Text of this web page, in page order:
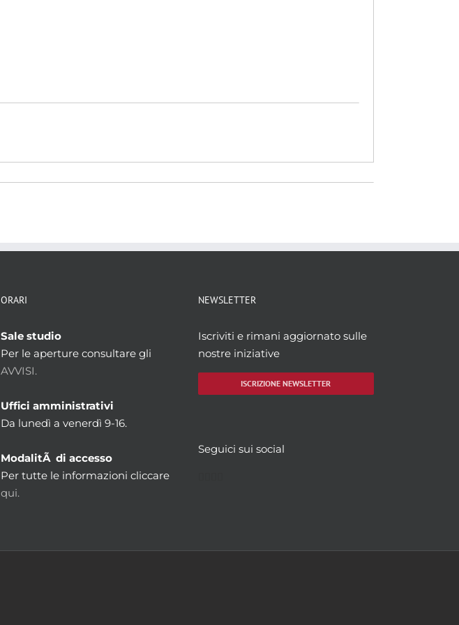
ORARI
Sale studio
Per le aperture consultare gli
AVVISI.
Uffici amministrativi
Da lunedì a venerdì 9-16.
ModalitÃ di accesso
Per tutte le informazioni cliccare
qui.
NEWSLETTER
Iscriviti e rimani aggiornato sulle
nostre iniziative
ISCRIZIONE NEWSLETTER
Seguici sui social